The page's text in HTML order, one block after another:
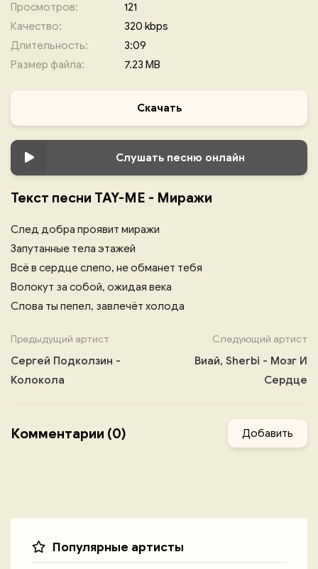
Просмотров:
121
Качество:
320 kbps
Длительность:
3:09
Размер файла:
7.23 MB
Скачать
Слушать песню онлайн
Текст песни TAY-ME - Миражи
След добра проявит миражи
Запутанные тела этажей
Всё в сердце слепо, не обманет тебя
Волокут за собой, ожидая века
Слова ты пепел, завлечёт холода
Предыдущий артист
Сергей Подколзин -
Колокола
Следующий артист
Виай, Sherbi - Мозг И
Сердце
Комментарии (0) Добавить
Популярные артисты